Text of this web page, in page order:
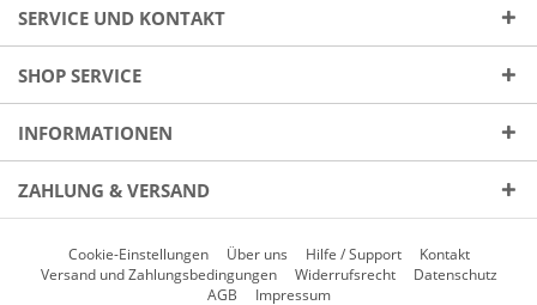
SERVICE UND KONTAKT
SHOP SERVICE
INFORMATIONEN
ZAHLUNG & VERSAND
Cookie-Einstellungen Über uns Hilfe / Support
Kontakt
Versand und Zahlungsbedingungen
Widerrufsrecht
Datenschutz
AGB
Impressum